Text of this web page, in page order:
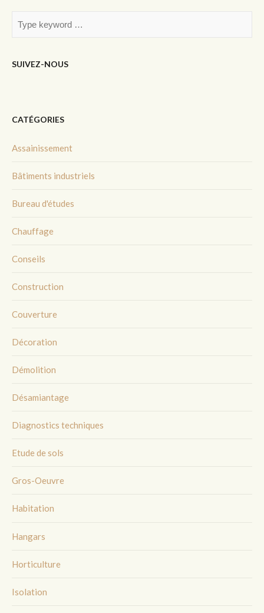
SUIVEZ-NOUS
CATÉGORIES
Assainissement
Bâtiments industriels
Bureau d'études
Chauffage
Conseils
Construction
Couverture
Décoration
Démolition
Désamiantage
Diagnostics techniques
Etude de sols
Gros-Oeuvre
Habitation
Hangars
Horticulture
Isolation